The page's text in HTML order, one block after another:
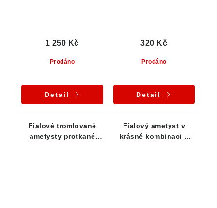
Prodáno
1 250 Kč
Detail
Prodáno
320 Kč
Detail
Fialové tromlované
ametysty protkané
Fialový ametyst v
krásné kombinaci s